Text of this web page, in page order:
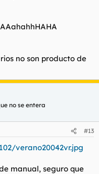
no son producto de
no se entera
#13
verano20042vr.jpg
manual, seguro que